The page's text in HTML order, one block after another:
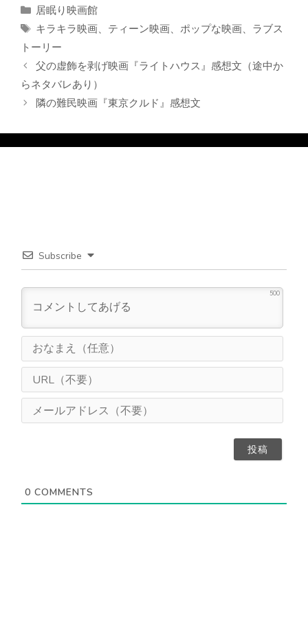
カ
テ
ゴ
リ
ー
居眠り映画館
タ
グ
キラキラ映画、 ティーン映画、 ポップな映画、 ラブス
トーリー
父の虚飾を剥げ映画『ライトハウス』感想文（途中か
らネタバレあり）
隣の難民映画『東京クルド』感想文
Subscribe
500
ま
（
意
L
（
0 COMMENTS